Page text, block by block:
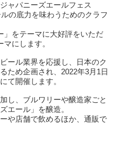
ャパニーズエールフェス
の底力を味わうためのクラフ
」をテーマに大好評をいただ
にします。
ール業界を応援し、日本のク
ため企画され、2022年3月1日
て開催します。
し、ブルワリーや醸造家ごと
エール」を醸造。
や店舗で飲めるほか、通販で